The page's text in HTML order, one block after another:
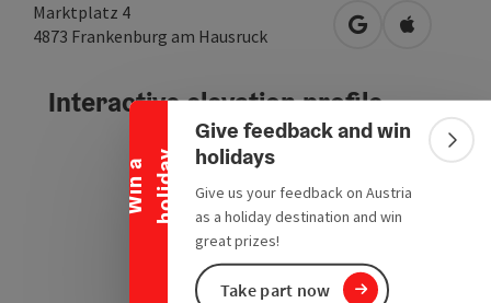
W
i
n
a
h
o
l
i
d
a y
Collapse banner
Give feedback and win
holidays
Give us your feedback on Austria
as a holiday destination and win
great prizes!
Take part now
Marktplatz 4
4873 Frankenburg am Hausruck open in Google
Open in
Interactive elevation profile